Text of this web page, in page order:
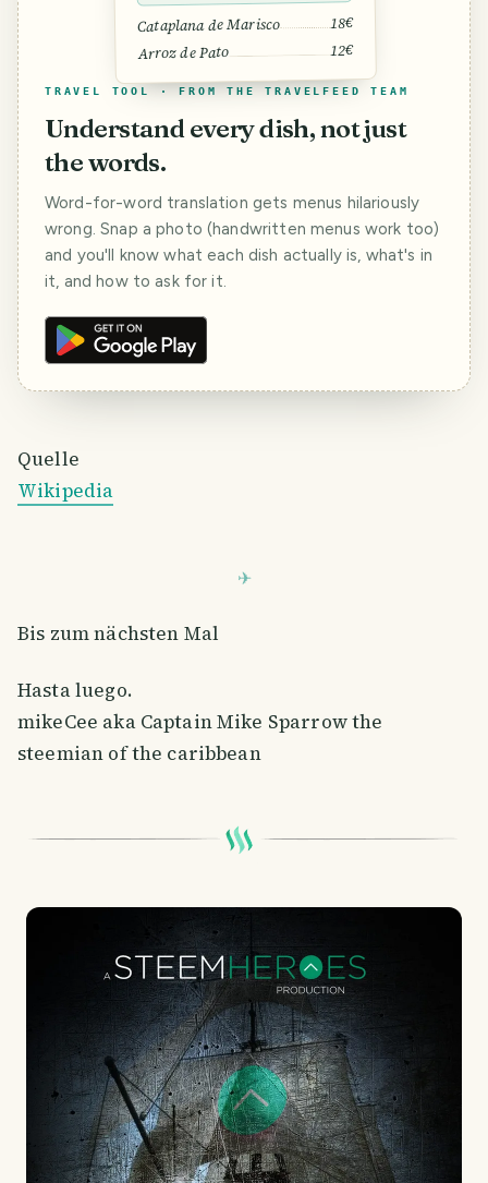
Cataplana de Marisco 18€
Arroz de Pato 12€
TRAVEL TOOL · FROM THE TRAVELFEED TEAM
Understand every dish, not just
the words.
Word-for-word translation gets menus hilariously
wrong. Snap a photo (handwritten menus work too)
and you'll know what each dish actually is, what's in
it, and how to ask for it.
Quelle
Wikipedia
Bis zum nächsten Mal
Hasta luego.
mikeCee aka Captain Mike Sparrow the
steemian of the caribbean